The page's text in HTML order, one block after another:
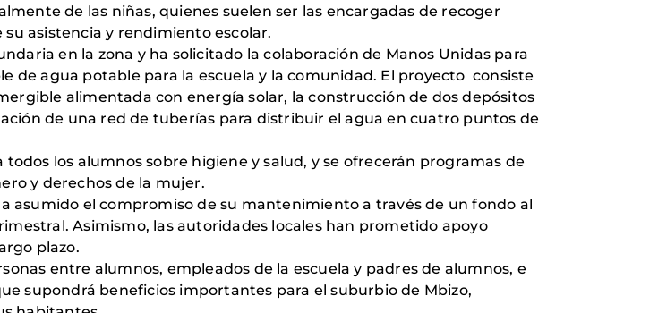
de las niñas, quienes suelen ser las encargadas de recoger
asistencia y rendimiento escolar.
en la zona y ha solicitado la colaboración de Manos Unidas para
de agua potable para la escuela y la comunidad. El proyecto consiste
alimentada con energía solar, la construcción de dos depósitos
de una red de tuberías para distribuir el agua en cuatro puntos de
los alumnos sobre higiene y salud, y se ofrecerán programas de
y derechos de la mujer.
asumido el compromiso de su mantenimiento a través de un fondo al
Asimismo, las autoridades locales han prometido apoyo
plazo.
entre alumnos, empleados de la escuela y padres de alumnos, e
supondrá beneficios importantes para el suburbio de Mbizo,